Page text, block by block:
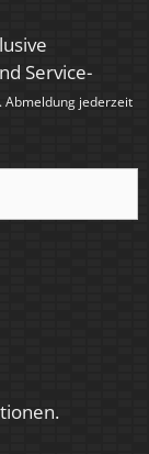
schwarze
&
Weiß &
Service-
Abmeldung jederzeit